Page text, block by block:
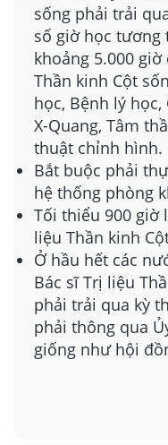
sống phải trải
số giờ học tương
khoảng 5.000
Thần kinh Cột
học, Bệnh lý
X-Quang, Tâm
thuật chỉnh hình.
Bắt buộc phải
hệ thống phòng
Tối thiểu 900 giờ
liệu Thần kinh
Ở hầu hết các
Bác sĩ Trị liệu
phải trải qua kỳ
phải thông qua
giống như hội